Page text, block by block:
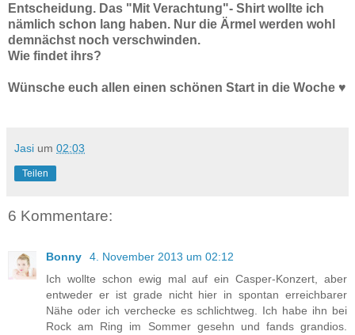
Entscheidung. Das "Mit Verachtung"- Shirt wollte ich
nämlich schon lang haben. Nur die Ärmel werden wohl
demnächst noch verschwinden.
Wie findet ihrs?
Wünsche euch allen einen schönen Start in die Woche ♥
Jasi um 02:03
Teilen
6 Kommentare:
Bonny
4. November 2013 um 02:12
Ich wollte schon ewig mal auf ein Casper-Konzert, aber
entweder er ist grade nicht hier in spontan erreichbarer
Nähe oder ich verchecke es schlichtweg. Ich habe ihn bei
Rock am Ring im Sommer gesehn und fands grandios.